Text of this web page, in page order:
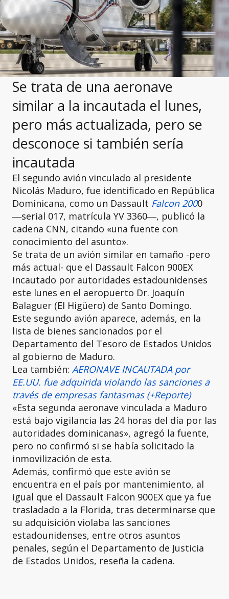
Se trata de una aeronave
similar a la incautada el lunes,
pero más actualizada, pero se
desconoce si también sería
incautada
El segundo avión vinculado al presidente
Nicolás Maduro, fue identificado en República
Dominicana, como un Dassault Falcon 2000
―serial 017, matrícula YV 3360―, publicó la
cadena CNN, citando «una fuente con
conocimiento del asunto».
Se trata de un avión similar en tamaño -pero
más actual- que el Dassault Falcon 900EX
incautado por autoridades estadounidenses
este lunes en el aeropuerto Dr. Joaquín
Balaguer (El Higüero) de Santo Domingo.
Este segundo avión aparece, además, en la
lista de bienes sancionados por el
Departamento del Tesoro de Estados Unidos
al gobierno de Maduro.
Lea también: AERONAVE INCAUTADA por
EE.UU. fue adquirida violando las sanciones a
través de empresas fantasmas (+Reporte)
«Esta segunda aeronave vinculada a Maduro
está bajo vigilancia las 24 horas del día por las
autoridades dominicanas», agregó la fuente,
pero no confirmó si se había solicitado la
inmovilización de esta.
Además, confirmó que este avión se
encuentra en el país por mantenimiento, al
igual que el Dassault Falcon 900EX que ya fue
trasladado a la Florida, tras determinarse que
su adquisición violaba las sanciones
estadounidenses, entre otros asuntos
penales, según el Departamento de Justicia
de Estados Unidos, reseña la cadena.